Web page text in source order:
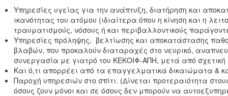
Υπηρεσίες υγείας για την ανάπτυξη, διατήρηση και
ικανότητας του ατόμου (ιδιαίτερα όπου η κίνηση και η
τραυματισμούς, νόσους ή και
Υπηρεσίες πρόληψης, βελτίωσης και αποκατάστασης
βλαβών, που προκαλούν διαταραχές στο νευρικό,
συνεργασία με γιατρό του ΚΕΚΟΙΦ-ΑΠΗ, μετά από σχετική
Και ό,τι απορρέει από τα επαγγελματικά δικαιώματα &
Παροχή υπηρεσιών στο σπίτι. (Δίνεται προτεραιότητα
όσους ζουν μόνοι και σε όσους δεν μπορούν να